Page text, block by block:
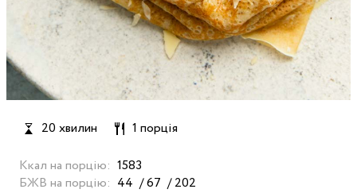
20 хвилин 1 порція
Ккал на порцію: 1583
БЖВ на порцію: 44 67 202